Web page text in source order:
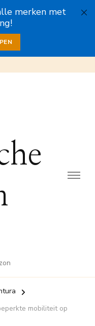
merken met
mobiliteit op